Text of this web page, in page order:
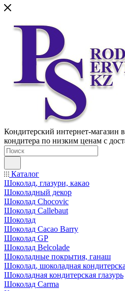
Кондитерский интернет-магазин
кондитера по низким ценам с
Каталог
Шоколад, глазури, какао
Шоколадный декор
Шоколад Chocovic
Шоколад Callebaut
Шоколад
Шоколад Cacao Barry
Шоколад GP
Шоколад Belcolade
Шоколадные покрытия, ганаш
Шоколад, шоколадная
Шоколадная кондитерская глазурь
Шоколад Carma